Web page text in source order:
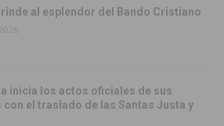
rinde al esplendor del Bando Cristiano
inicia los actos oficiales de sus
con el traslado de las Santas Justa y